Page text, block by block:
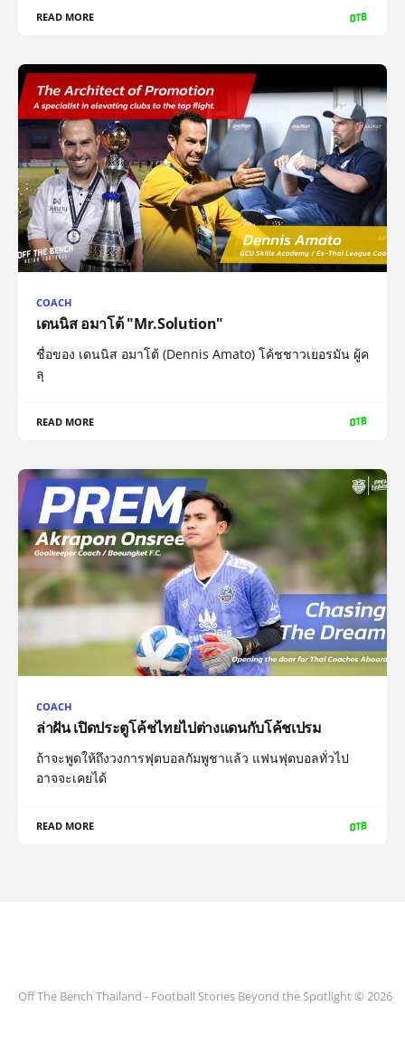
READ MORE
COACH
เดนนิส อมาโต้ "Mr.Solution"
ชื่อของ เดนนิส อมาโต้ (Dennis Amato) โค้ชชาวเยอรมัน ผู้ค
ลุ
READ MORE
COACH
ล่าฝัน เปิดประตูโค้ชไทยไปต่างแดนกับโค้ชเปรม
ถ้าจะพูดให้ถึงวงการฟุตบอลกัมพูชาแล้ว แฟนฟุตบอลทั่วไป
อาจจะเคยได้
READ MORE
Off The Bench Thailand - Football Stories Beyond the Spotlight © 2026